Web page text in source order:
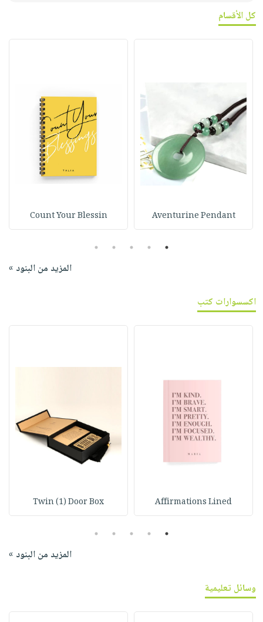
كل الأقسام
Aventurine Pendant
Count Your Blessin
1
2
3
4
5
المزيد من البنود »
اكسسوارات كتب
Affirmations Lined
Twin (1) Door Box
1
2
3
4
5
المزيد من البنود »
وسائل تعليمية